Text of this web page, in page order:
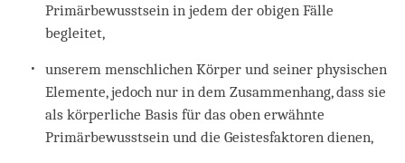
Primärbewusstsein in jedem der obigen Fälle
begleitet,
unserem menschlichen Körper und seiner physischen
Elemente, jedoch nur in dem Zusammenhang, dass sie
als körperliche Basis für das oben erwähnte
Primärbewusstsein und die Geistesfaktoren dienen,